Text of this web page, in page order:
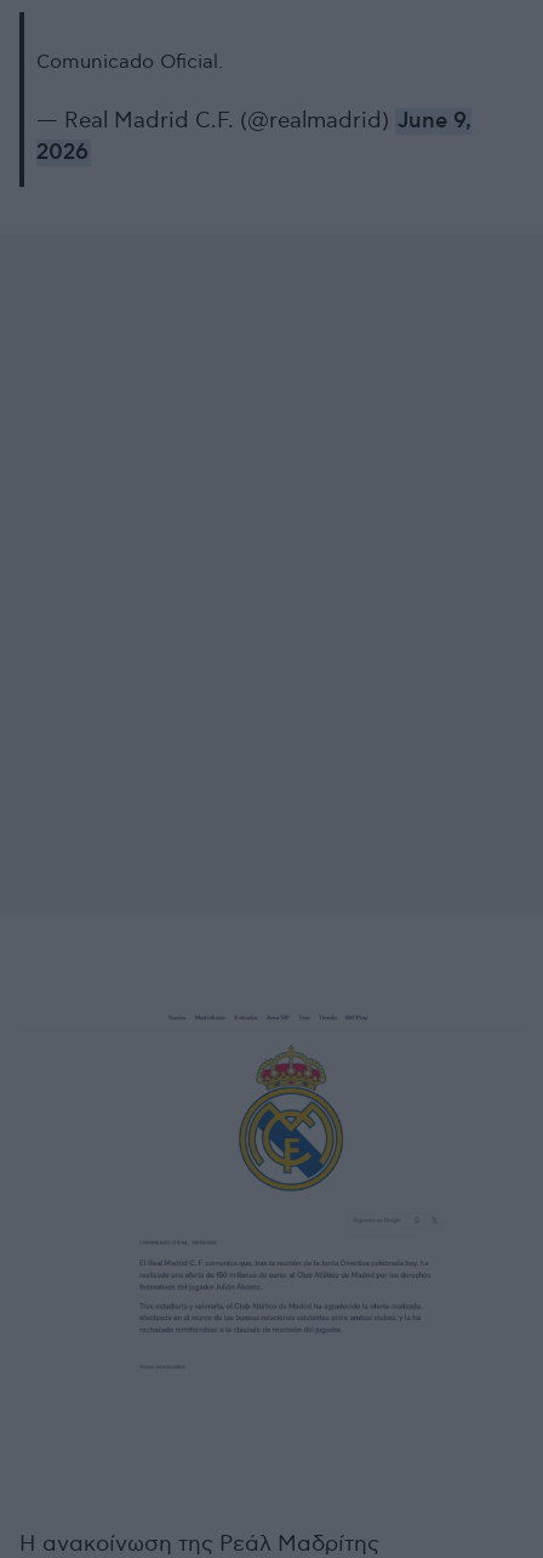
Comunicado Oficial.
— Real Madrid C.F. (@realmadrid) June 9,
2026
Η ανακοίνωση της Ρεάλ Μαδρίτης